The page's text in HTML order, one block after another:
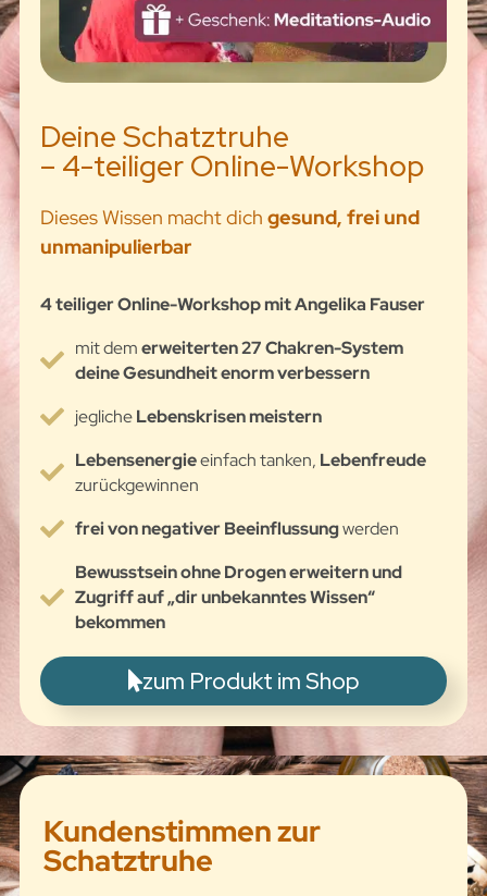
Deine Schatztruhe
– 4-teiliger Online-Workshop
Dieses Wissen macht dich gesund, frei und
unmanipulierbar
4 teiliger Online-Workshop mit Angelika Fauser
mit demerweiterten 27 Chakren-System
deine Gesundheit enorm verbessern
jeglicheLebenskrisen meistern
Lebensenergieeinfach tanken, Lebenfreude
zurückgewinnen
frei von negativer Beeinflussungwerden
Bewusstsein ohne Drogen erweitern und
Zugriff auf „dir unbekanntes Wissen“
bekommen
zum Produkt im Shop
Kundenstimmen zur
Schatztruhe